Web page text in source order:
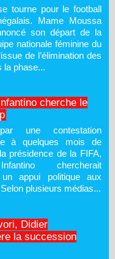
tourne pour le football
Mame Moussa
son départ de la
nationale féminine du
de l’élimination des
la phase...
cherche le
une contestation
à quelques mois de
présidence de la FIFA,
chercherait
un appui politique aux
plusieurs médias...
Didier
la succession